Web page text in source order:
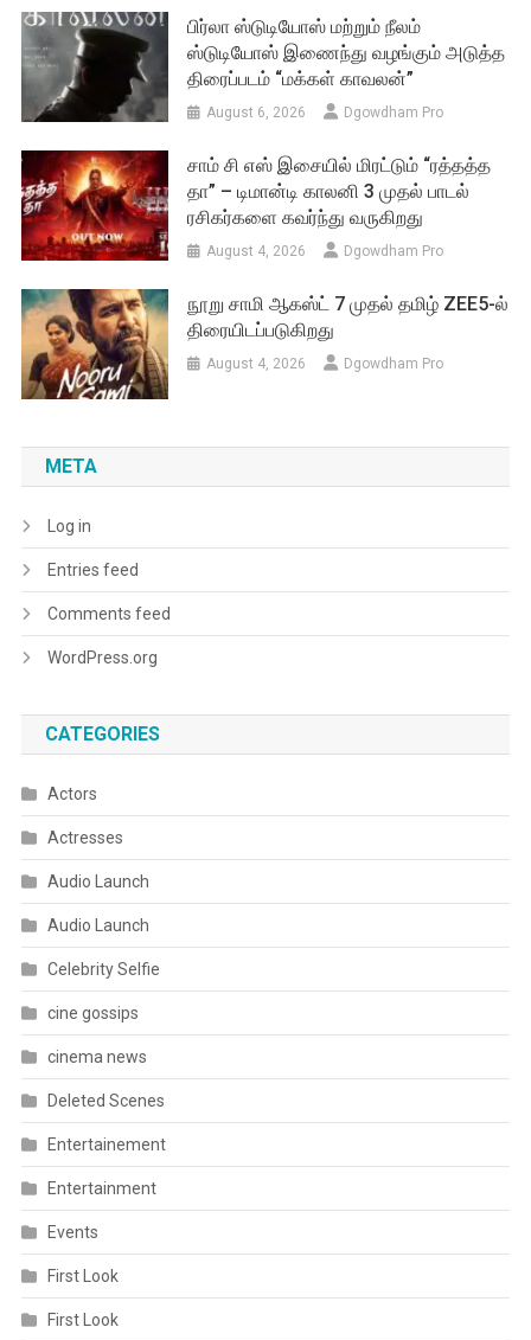
பிர்லா ஸ்டுடியோஸ் மற்றும் நீலம்
ஸ்டுடியோஸ் இணைந்து வழங்கும் அடுத்த
திரைப்படம் “மக்கள் காவலன்”
August 6, 2026 Dgowdham Pro
சாம் சி எஸ் இசையில் மிரட்டும் “ரத்தத்த
தா” – டிமான்டி காலனி 3 முதல் பாடல்
ரசிகர்களை கவர்ந்து வருகிறது
August 4, 2026 Dgowdham Pro
நூறு சாமி ஆகஸ்ட் 7 முதல் தமிழ் ZEE5-ல்
திரையிடப்படுகிறது
August 4, 2026 Dgowdham Pro
META
Log in
Entries feed
Comments feed
WordPress.org
CATEGORIES
Actors
Actresses
Audio Launch
Audio Launch
Celebrity Selfie
cine gossips
cinema news
Deleted Scenes
Entertainement
Entertainment
Events
First Look
First Look